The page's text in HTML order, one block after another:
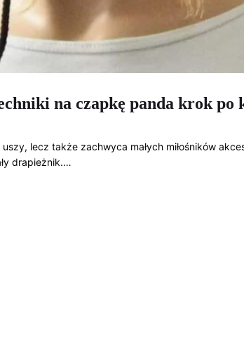
na czapkę panda krok po
lecz także zachwyca małych miłośników
drapieżnik.…